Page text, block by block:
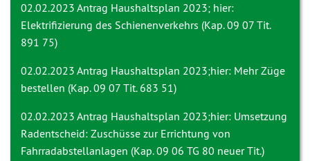
02.02.2023 Antrag Haushaltsplan 2023; hier:
Elektrifizierung des Schienenverkehrs (Kap. 09 07 Tit.
891 75)
02.02.2023 Antrag Haushaltsplan 2023;hier: Mehr Züge
bestellen (Kap. 09 07 Tit. 683 51)
02.02.2023 Antrag Haushaltsplan 2023;hier: Umsetzung
Radentscheid: Zuschüsse zur Errichtung von
Fahrradabstellanlagen (Kap. 09 06 TG 80 neuer Tit.)